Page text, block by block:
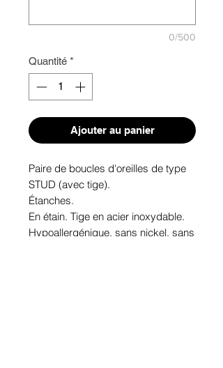
0/500
Quantité *
Ajouter au panier
Paire de boucles d'oreilles de type
STUD (avec tige).
Étanches.
En étain. Tige en acier inoxydable.
Hypoallergénique, sans nickel, sans